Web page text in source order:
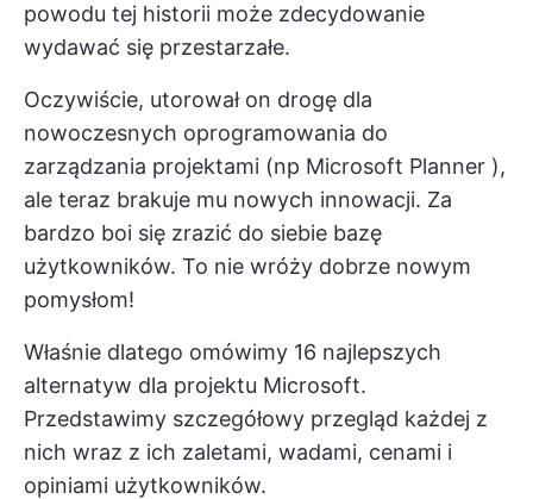
powodu tej historii może zdecydowanie
wydawać się przestarzałe.
Oczywiście, utorował on drogę dla
nowoczesnych oprogramowania do
zarządzania projektami (np Microsoft Planner ),
ale teraz brakuje mu nowych innowacji. Za
bardzo boi się zrazić do siebie bazę
użytkowników. To nie wróży dobrze nowym
pomysłom!
Właśnie dlatego omówimy 16 najlepszych
alternatyw dla projektu Microsoft.
Przedstawimy szczegółowy przegląd każdej z
nich wraz z ich zaletami, wadami, cenami i
opiniami użytkowników.